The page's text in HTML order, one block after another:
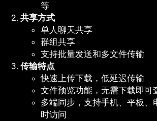
等
共享方式
单人聊天共享
群组共享
支持批量发送和多文件传输
传输特点
快速上传下载，低延迟传输
文件预览功能，无需下载即可
多端同步，支持手机、平板、
时访问